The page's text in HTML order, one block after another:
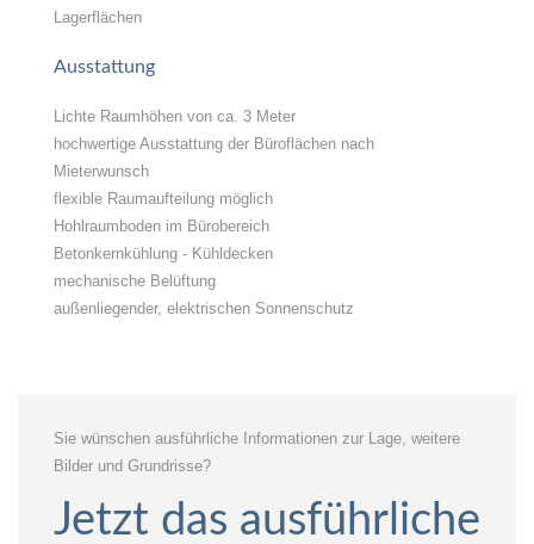
Lagerflächen
Ausstattung
Lichte Raumhöhen von ca. 3 Meter
hochwertige Ausstattung der Büroflächen nach
Mieterwunsch
flexible Raumaufteilung möglich
Hohlraumboden im Bürobereich
Betonkernkühlung - Kühldecken
mechanische Belüftung
außenliegender, elektrischen Sonnenschutz
Sie wünschen ausführliche Informationen zur Lage, weitere
Bilder und Grundrisse?
Jetzt das ausführliche